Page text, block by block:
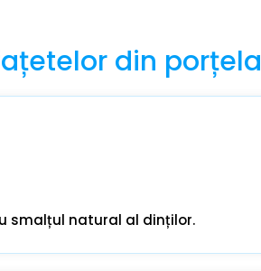
din
smalțul natural al dinților.